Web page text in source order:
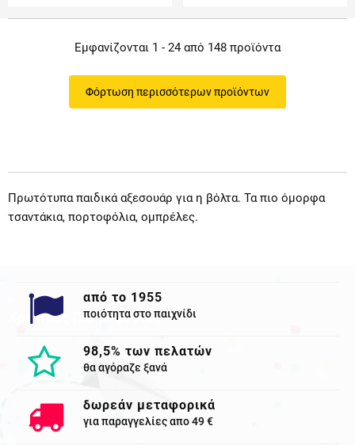
Εμφανίζονται 1 - 24 από 148 προϊόντα
Φόρτωση περισσότερων προϊόντων
Πρωτότυπα παιδικά αξεσουάρ για η βόλτα. Τα πιο όμορφα
τσαντάκια, πορτοφόλια, ομπρέλες.
Χρησιμες Πληροφορίες
από το 1955
ποιότητα στο παιχνίδι
98,5% των πελατών
θα αγόραζε ξανά
δωρεάν μεταφορικά
για παραγγελίες απο 49 €